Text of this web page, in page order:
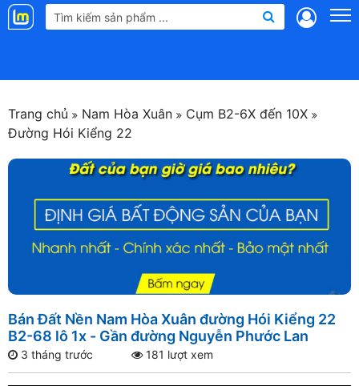
Landmap
Trang chủ Nam Hòa Xuân
Cụm B2-6X đến 10X
Đường Hói Kiểng 22
Bán Đất Nền Nam Hòa Xuân đường Hói Kiểng 22
B2-68 lô 1x - Gần đường Nguyễn Phước Lan
3 tháng trước 181 lượt xem